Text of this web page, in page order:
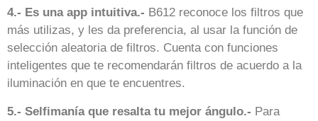
4.- Es una app intuitiva.- B612 reconoce los filtros que
más utilizas, y les da preferencia, al usar la función de
selección aleatoria de filtros. Cuenta con funciones
inteligentes que te recomendarán filtros de acuerdo a la
iluminación en que te encuentres.
5.- Selfimanía que resalta tu mejor ángulo.- Para